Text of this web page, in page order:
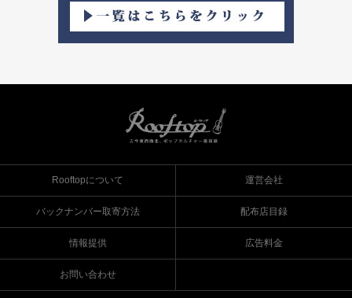
Rooftopについて 運営会社
バックナンバー取寄方法 配布店目録
情報提供 広告料金
お問い合わせ